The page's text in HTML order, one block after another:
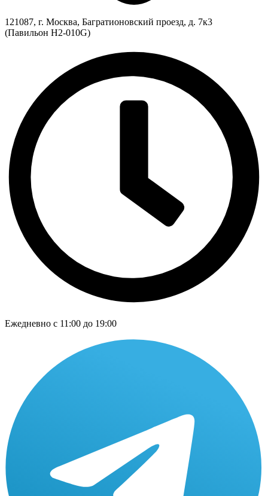
121087, г. Москва, Багратионовский проезд, д. 7к3
(Павильон H2-010G)
Ежедневно с 11:00 до 19:00